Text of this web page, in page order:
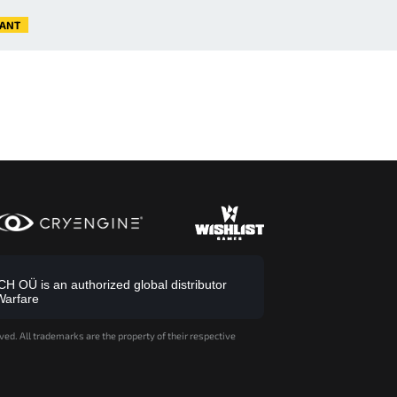
OÜ is an authorized global distributor
All trademarks are the property of their respective